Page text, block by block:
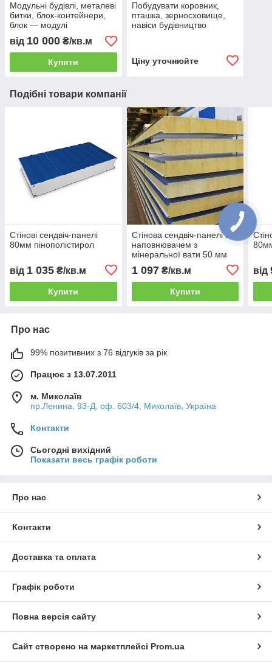
Модульні будівлі, металеві
битки, блок-контейнери,
блок — модулі
від 10 000 ₴/кв.м
Купити
Побудувати коровник,
пташка, зерносховище,
навіси будівництво
Ціну уточнюйте
Подібні товари компанії
Стінові сендвіч-панелі
80мм пінополістирол
від 1 035 ₴/кв.м
Купити
Стінова сендвіч-панелі з
наповнювачем з
мінеральної вати 50 мм
1 097₴/кв.м
Купити
від
Про нас
99% позитивних з 76 відгуків за рік
Працює з 13.07.2011
м. Миколаїв
пр.Ленина, 93-Д, оф. 603/4, Миколаїв, Україна
Контакти
Сьогодні вихідний
Показати весь графік роботи
Про нас
Контакти
Доставка та оплата
Графік роботи
Повна версія сайту
Сайт створено на маркетплейсі Prom.ua